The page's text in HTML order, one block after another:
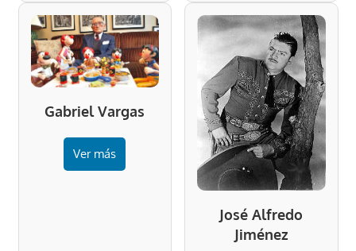
Gabriel Vargas
Ver más
José Alfredo
Jiménez